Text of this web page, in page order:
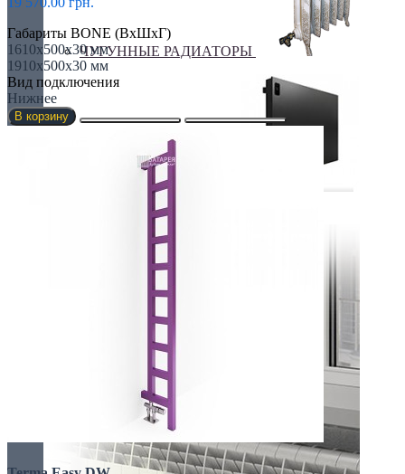
ЧУГУННЫЕ РАДИАТОРЫ
ЭЛЕКТРО РАДИАТОРЫ
Габариты BONE (ВхШхГ)
1610х500х30 мм
1910х500х30 мм
Вид подключения
Нижнее
В корзину